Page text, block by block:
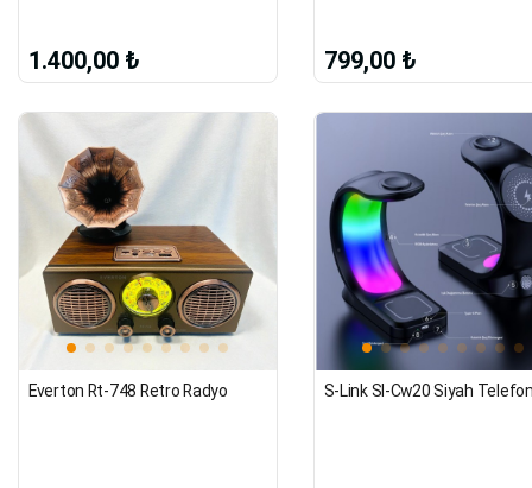
1.400,00 ₺ 799,00 ₺
Everton Rt-748 Retro Radyo